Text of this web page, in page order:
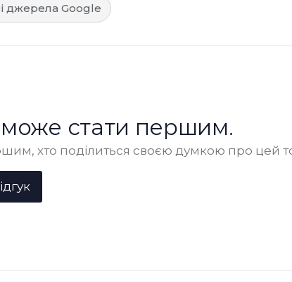
джерела Google
може стати першим.
хто поділиться своєю думкою про цей